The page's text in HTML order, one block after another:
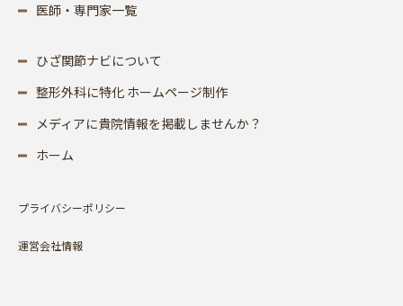
医師・専門家一覧
ひざ関節ナビについて
整形外科に特化 ホームページ制作
メディアに貴院情報を掲載しませんか？
ホーム
プライバシーポリシー
運営会社情報